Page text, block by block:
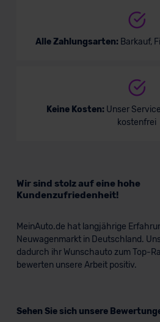
Alle Zahlungsarten: Barkauf,
Keine Kosten: Unser
kostenfrei
Wir sind stolz auf eine hohe
Kundenzufriedenheit!
MeinAuto.de hat langjährige
Neuwagenmarkt in Deutschland.
dadurch ihr Wunschauto zum Top-
bewerten unsere Arbeit positiv.
Sehen Sie sich unsere